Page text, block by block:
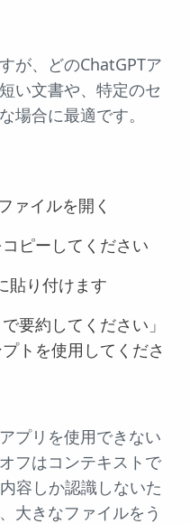
が、どのChatGPTア
い文書や、特定のセ
場合に最適です。
ァイルを開く
ピーしてください
貼り付けます
要約してください」
トを使用してくださ
プリを使用できない
フはコンテキストで
容しか認識しないた
大きなファイルをう